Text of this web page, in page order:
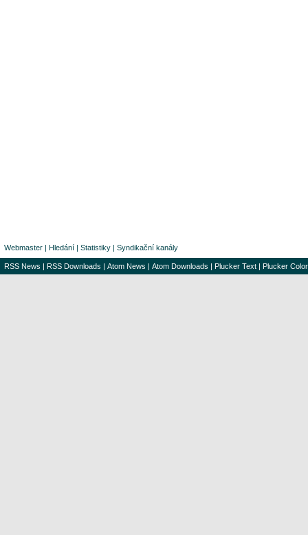
Webmaster | Hledání | Statistiky | Syndikační kanály
RSS News | RSS Downloads | Atom News | Atom Downloads | Plucker Text | Plucker Color